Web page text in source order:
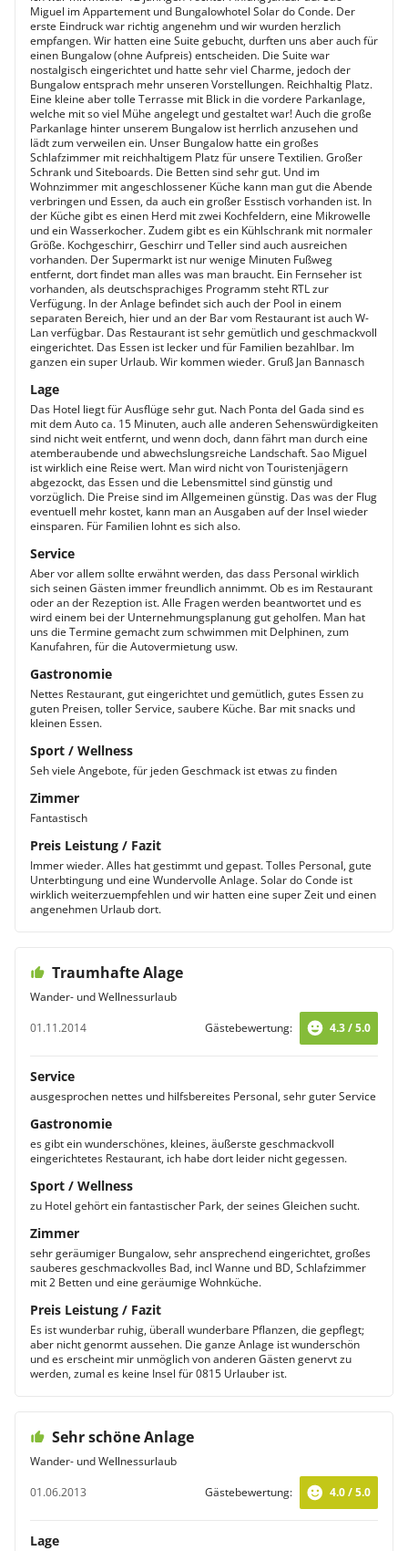
Miguel im Appartement und Bungalowhotel Solar do Conde. Der
erste Eindruck war richtig angenehm und wir wurden herzlich
empfangen. Wir hatten eine Suite gebucht, durften uns aber auch für
einen Bungalow (ohne Aufpreis) entscheiden. Die Suite war
nostalgisch eingerichtet und hatte sehr viel Charme, jedoch der
Bungalow entsprach mehr unseren Vorstellungen. Reichhaltig Platz.
Eine kleine aber tolle Terrasse mit Blick in die vordere Parkanlage,
welche mit so viel Mühe angelegt und gestaltet war! Auch die große
Parkanlage hinter unserem Bungalow ist herrlich anzusehen und
lädt zum verweilen ein. Unser Bungalow hatte ein großes
Schlafzimmer mit reichhaltigem Platz für unsere Textilien. Großer
Schrank und Siteboards. Die Betten sind sehr gut. Und im
Wohnzimmer mit angeschlossener Küche kann man gut die Abende
verbringen und Essen, da auch ein großer Esstisch vorhanden ist. In
der Küche gibt es einen Herd mit zwei Kochfeldern, eine Mikrowelle
und ein Wasserkocher. Zudem gibt es ein Kühlschrank mit normaler
Größe. Kochgeschirr, Geschirr und Teller sind auch ausreichen
vorhanden. Der Supermarkt ist nur wenige Minuten Fußweg
entfernt, dort findet man alles was man braucht. Ein Fernseher ist
vorhanden, als deutschsprachiges Programm steht RTL zur
Verfügung. In der Anlage befindet sich auch der Pool in einem
separaten Bereich, hier und an der Bar vom Restaurant ist auch W-
Lan verfügbar. Das Restaurant ist sehr gemütlich und geschmackvoll
eingerichtet. Das Essen ist lecker und für Familien bezahlbar. Im
ganzen ein super Urlaub. Wir kommen wieder. Gruß Jan Bannasch
Lage
Das Hotel liegt für Ausflüge sehr gut. Nach Ponta del Gada sind es
mit dem Auto ca. 15 Minuten, auch alle anderen Sehenswürdigkeiten
sind nicht weit entfernt, und wenn doch, dann fährt man durch eine
atemberaubende und abwechslungsreiche Landschaft. Sao Miguel
ist wirklich eine Reise wert. Man wird nicht von Touristenjägern
abgezockt, das Essen und die Lebensmittel sind günstig und
vorzüglich. Die Preise sind im Allgemeinen günstig. Das was der Flug
eventuell mehr kostet, kann man an Ausgaben auf der Insel wieder
einsparen. Für Familien lohnt es sich also.
Service
Aber vor allem sollte erwähnt werden, das dass Personal wirklich
sich seinen Gästen immer freundlich annimmt. Ob es im Restaurant
oder an der Rezeption ist. Alle Fragen werden beantwortet und es
wird einem bei der Unternehmungsplanung gut geholfen. Man hat
uns die Termine gemacht zum schwimmen mit Delphinen, zum
Kanufahren, für die Autovermietung usw.
Gastronomie
Nettes Restaurant, gut eingerichtet und gemütlich, gutes Essen zu
guten Preisen, toller Service, saubere Küche. Bar mit snacks und
kleinen Essen.
Sport / Wellness
Seh viele Angebote, für jeden Geschmack ist etwas zu finden
Zimmer
Fantastisch
Preis Leistung / Fazit
Immer wieder. Alles hat gestimmt und gepast. Tolles Personal, gute
Unterbtingung und eine Wundervolle Anlage. Solar do Conde ist
wirklich weiterzuempfehlen und wir hatten eine super Zeit und einen
angenehmen Urlaub dort.
Traumhafte Alage
Wander- und Wellnessurlaub
01.11.2014
Gästebewertung: 4.3 / 5.0
Service
ausgesprochen nettes und hilfsbereites Personal, sehr guter Service
Gastronomie
es gibt ein wunderschönes, kleines, äußerste geschmackvoll
eingerichtetes Restaurant, ich habe dort leider nicht gegessen.
Sport / Wellness
zu Hotel gehört ein fantastischer Park, der seines Gleichen sucht.
Zimmer
sehr geräumiger Bungalow, sehr ansprechend eingerichtet, großes
sauberes geschmackvolles Bad, incl Wanne und BD, Schlafzimmer
mit 2 Betten und eine geräumige Wohnküche.
Preis Leistung / Fazit
Es ist wunderbar ruhig, überall wunderbare Pflanzen, die gepflegt;
aber nicht genormt aussehen. Die ganze Anlage ist wunderschön
und es erscheint mir unmöglich von anderen Gästen genervt zu
werden, zumal es keine Insel für 0815 Urlauber ist.
Sehr schöne Anlage
Wander- und Wellnessurlaub
01.06.2013
Gästebewertung: 4.0 / 5.0
Lage